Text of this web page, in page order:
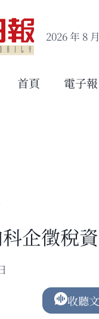
2026 年 8
首頁 電子報
企徵稅
收聽